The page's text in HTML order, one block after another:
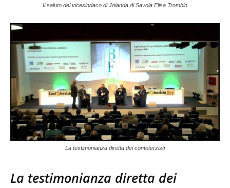
Il saluto del vicesindaco di Jolanda di Savoia Elisa Trombin
La testimonianza diretta dei contoterzisti
La testimonianza diretta dei